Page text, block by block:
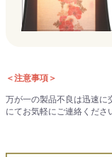
＜注意事項＞
万が一の製品不良は迅速に
にてお気軽にご連絡くださ